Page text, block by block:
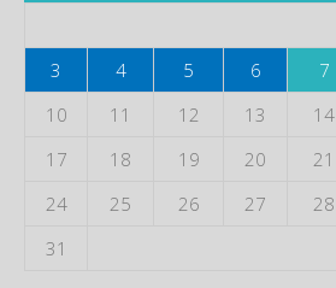
3
4 5 6 7
10
11 12 13 14
17
18 19 20 21
24
25 26 27 28
31